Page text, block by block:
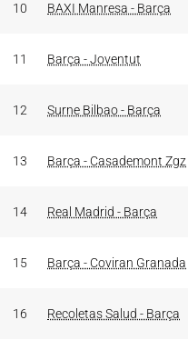
10 BAXI Manresa - Barça
11 Barça - Joventut
12 Surne Bilbao - Barça
13 Barça - Casademont Zgz
14 Real Madrid - Barça
15 Barça - Coviran Granada
16 Recoletas Salud - Barça